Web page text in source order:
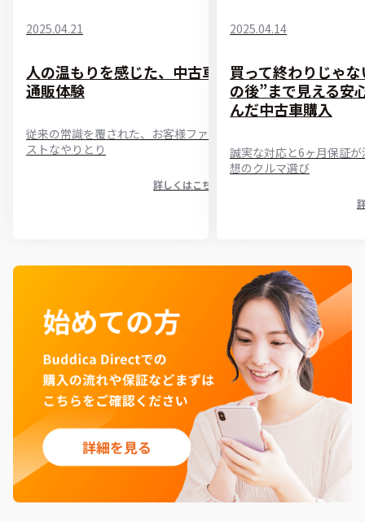
2025.04.21
人の温もりを感じた、中古車
通販体験
従来の常識を覆された、お客様ファー
ストなやりとり
詳しくはこちら
2025.04.14
買って終わりじゃ
の後”まで見える安
んだ中古車購入
誠実な対応と6ヶ月保証
想のクルマ選び